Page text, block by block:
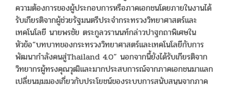
ความต้องการของผู้ประกอบการหรือภาคเอกชนโดยภายในงานได้
รับเกียรติจากผู้ช่วยรัฐมนตรีประจำกระทรวงวิทยาศาสตร์และ
เทคโนโลยี นายพรชัย ตระกูลวรานนท์กล่าวปาฐกถาพิเศษใน
หัวข้อ“บทบาทของกระทรวงวิทยาศาสตร์และเทคโนโลยีกับการ
พัฒนากำลังคนสู่Thailand 4.0” นอกจากนี้ยังได้รับเกียรติจาก
วิทยากรผู้ทรงคุณวุฒิและมากประสบการณ์จากภาคเอกชนมาแลก
เปลี่ยนมุมมองเกี่ยวกับประโยชน์ของระบบการสนับสนุนจากภาค